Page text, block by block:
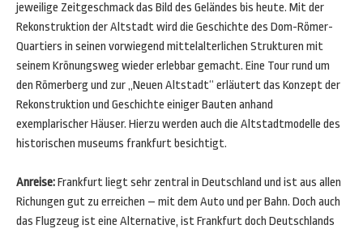
jeweilige Zeitgeschmack das Bild des Geländes bis heute. Mit der
Rekonstruktion der Altstadt wird die Geschichte des Dom-Römer-
Quartiers in seinen vorwiegend mittelalterlichen Strukturen mit
seinem Krönungsweg wieder erlebbar gemacht. Eine Tour rund um
den Römerberg und zur „Neuen Altstadt“ erläutert das Konzept der
Rekonstruktion und Geschichte einiger Bauten anhand
exemplarischer Häuser. Hierzu werden auch die Altstadtmodelle des
historischen museums frankfurt besichtigt.
Anreise:Frankfurt liegt sehr zentral in Deutschland und ist aus allen
Richungen gut zu erreichen – mit dem Auto und per Bahn. Doch auch
das Flugzeug ist eine Alternative, ist Frankfurt doch Deutschlands